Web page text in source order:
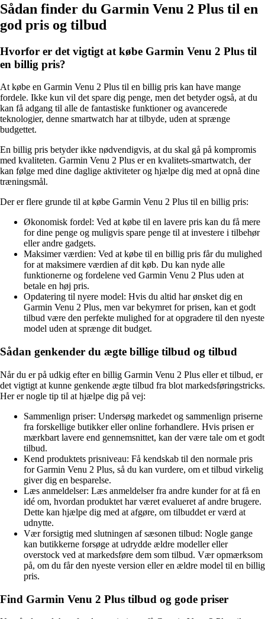
Sådan finder du Garmin Venu 2 Plus til en
god pris og tilbud
Hvorfor er det vigtigt at købe Garmin Venu 2 Plus til
en billig pris?
At købe en Garmin Venu 2 Plus til en billig pris kan have mange
fordele. Ikke kun vil det spare dig penge, men det betyder også, at du
kan få adgang til alle de fantastiske funktioner og avancerede
teknologier, denne smartwatch har at tilbyde, uden at sprænge
budgettet.
En billig pris betyder ikke nødvendigvis, at du skal gå på kompromis
med kvaliteten. Garmin Venu 2 Plus er en kvalitets-smartwatch, der
kan følge med dine daglige aktiviteter og hjælpe dig med at opnå dine
træningsmål.
Der er flere grunde til at købe Garmin Venu 2 Plus til en billig pris:
Økonomisk fordel: Ved at købe til en lavere pris kan du få mere
for dine penge og muligvis spare penge til at investere i tilbehør
eller andre gadgets.
Maksimer værdien: Ved at købe til en billig pris får du mulighed
for at maksimere værdien af dit køb. Du kan nyde alle
funktionerne og fordelene ved Garmin Venu 2 Plus uden at
betale en høj pris.
Opdatering til nyere model: Hvis du altid har ønsket dig en
Garmin Venu 2 Plus, men var bekymret for prisen, kan et godt
tilbud være den perfekte mulighed for at opgradere til den nyeste
model uden at sprænge dit budget.
Sådan genkender du ægte billige tilbud og tilbud
Når du er på udkig efter en billig Garmin Venu 2 Plus eller et tilbud, er
det vigtigt at kunne genkende ægte tilbud fra blot markedsføringstricks.
Her er nogle tip til at hjælpe dig på vej:
Sammenlign priser: Undersøg markedet og sammenlign priserne
fra forskellige butikker eller online forhandlere. Hvis prisen er
mærkbart lavere end gennemsnittet, kan der være tale om et godt
tilbud.
Kend produktets prisniveau: Få kendskab til den normale pris
for Garmin Venu 2 Plus, så du kan vurdere, om et tilbud virkelig
giver dig en besparelse.
Læs anmeldelser: Læs anmeldelser fra andre kunder for at få en
idé om, hvordan produktet har været evalueret af andre brugere.
Dette kan hjælpe dig med at afgøre, om tilbuddet er værd at
udnytte.
Vær forsigtig med slutningen af sæsonen tilbud: Nogle gange
kan butikkerne forsøge at udrydde ældre modeller eller
overstock ved at markedsføre dem som tilbud. Vær opmærksom
på, om du får den nyeste version eller en ældre model til en billig
pris.
Find Garmin Venu 2 Plus tilbud og gode priser